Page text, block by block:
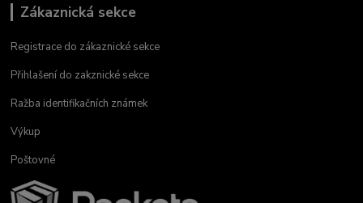
Zákaznická sekce
Registrace do zákaznické sekce
Přihlašení do zakznické sekce
Ražba identifikačních známek
Výkup
Poštovné